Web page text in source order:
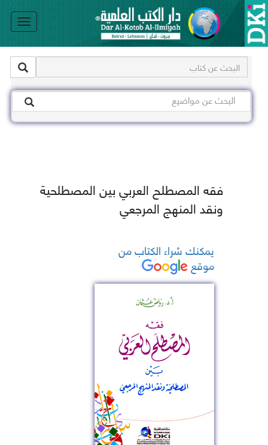
فقه المصطلح العربي بين المصطلحية
ونقد المنهج المرجعي
يمكنك شراء الكتاب من
موقع